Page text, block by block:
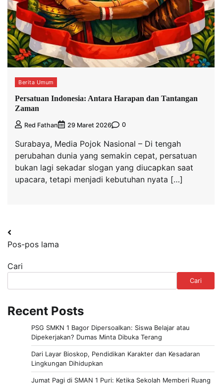
Berita Umum
Persatuan Indonesia: Antara Harapan dan Tantangan
Zaman
Red Fathan 29 Maret 2026 0
Surabaya, Media Pojok Nasional – Di tengah
perubahan dunia yang semakin cepat, persatuan
bukan lagi sekadar slogan yang diucapkan saat
upacara, tetapi menjadi kebutuhan nyata […]
Navigasi
pos
Pos-pos lama
Cari
Cari
Recent Posts
PSG SMKN 1 Bagor Dipersoalkan: Siswa Belajar atau
Dipekerjakan? Dumas Minta Dibuka Terang
Dari Layar Bioskop, Pendidikan Karakter dan Kesadaran
Lingkungan Dihidupkan
Jumat Pagi di SMAN 1 Puri: Ketika Sekolah Memberi Ruang